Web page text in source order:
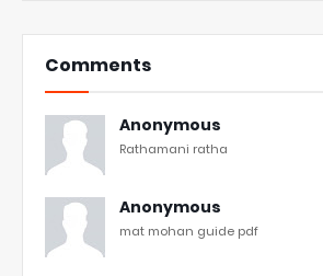
Comments
Anonymous
Rathamani ratha
Anonymous
mat mohan guide pdf